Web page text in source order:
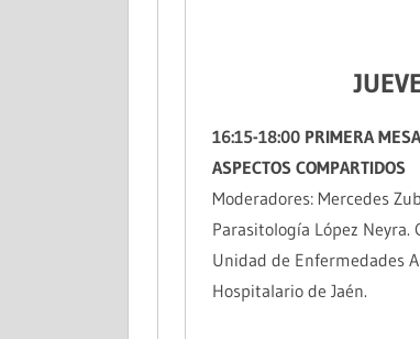
16:15-18:00 PRIMERA
ASPECTOS COMPARTIDOS
Moderadores: Mercedes
Parasitología López Neyra.
Unidad de Enfermedades
Hospitalario de Jaén.